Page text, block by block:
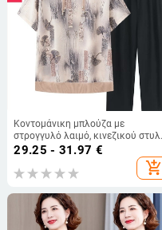
Κοντομάνικη μπλούζα με
στρογγυλό λαιμό, κινεζικού στυλ
με εθνικό σχέδιο, για γυναίκες
πολυεστέρας, άνοιξη 2024
29.25 - 31.97 €
add_shopping_cart